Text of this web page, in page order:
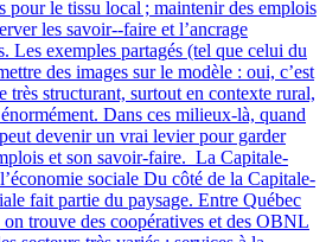
pour le tissu local ; maintenir des emplois
les savoir‑-faire et l’ancrage
Les exemples partagés (tel que celui du
des images sur le modèle : oui, c’est
très structurant, surtout en contexte rural,
Dans ces milieux-là, quand
devenir un vrai levier pour garder
et son savoir-faire. La Capitale-
sociale Du côté de la Capitale-
fait partie du paysage. Entre Québec
trouve des coopératives et des OBNL